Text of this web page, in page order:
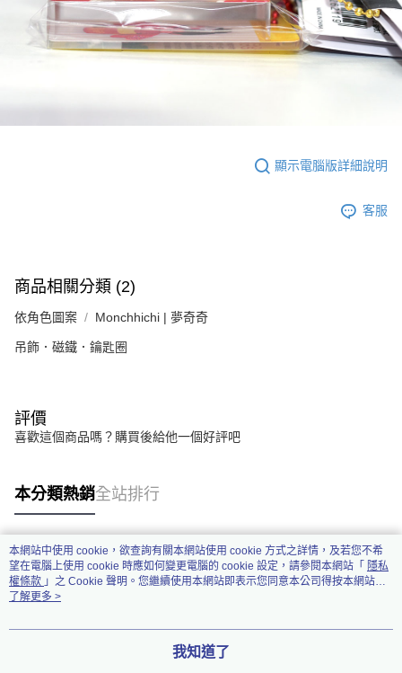
顯示電腦版詳細說明
客服
商品相關分類 (2)
依角色圖案 Monchhichi | 夢奇奇
吊飾．磁鐵．鑰匙圈
評價
喜歡這個商品嗎？購買後給他一個好評吧
本分類熱銷全站排行
熱門標籤
本網站中使用 cookie，欲查詢有關本網站使用 cookie 方式之詳情，及若您不希
望在電腦上使用 cookie 時應如何變更電腦的 cookie 設定，請參閱本網站「 隱私
權條款 」之 Cookie 聲明。您繼續使用本網站即表示您同意本公司得按本網站使
用條款之 Cookie 聲明使用 cookie。
了解更多 >
我知道了